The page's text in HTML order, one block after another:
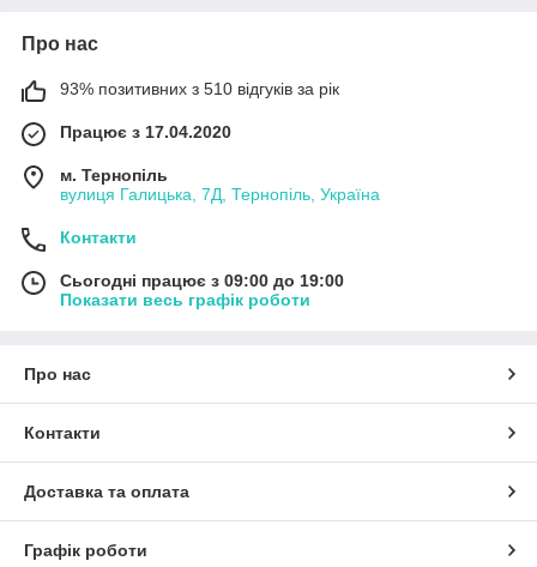
Про нас
93% позитивних з 510 відгуків за рік
Працює з 17.04.2020
м. Тернопіль
вулиця Галицька, 7Д, Тернопіль, Україна
Контакти
Сьогодні працює з 09:00 до 19:00
Показати весь графік роботи
Про нас
Контакти
Доставка та оплата
Графік роботи